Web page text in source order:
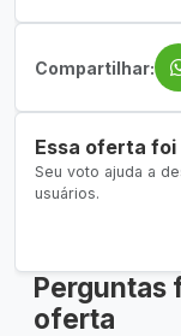
Compartilhar:
Essa oferta
Seu voto ajuda a
usuários.
Perguntas
oferta